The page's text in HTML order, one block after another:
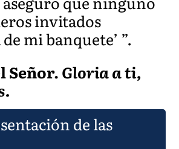
invitados
mi banquete’ ”.
Señor.Gloria a ti,
de las